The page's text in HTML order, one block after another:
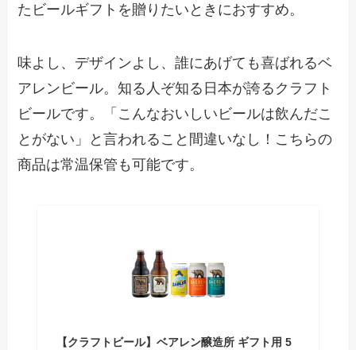
たビールギフトを贈りたいときにおすすめ。
味よし、デザインよし、誰にあげても喜ばれるベ
アレンビール。知る人ぞ知る日本が誇るクラフト
ビールです。「こんなおいしいビールは飲んだこ
とがない」と言われること間違いなし！こちらの
商品は常温保管も可能です。
【クラフトビール】ベアレン醸造所 ギフト用 5